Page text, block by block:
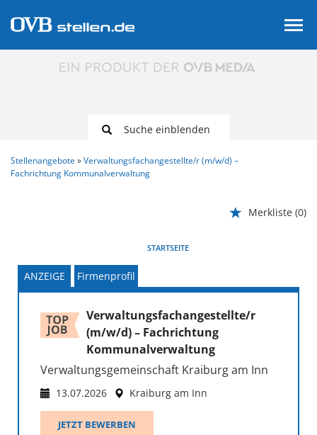
Suche einblenden
Stellenangebote
Verwaltungsfachangestellte/r (m/w/d) –
Fachrichtung Kommunalverwaltung
Merkliste (0)
STARTSEITE
ANZEIGE Firmenprofil
Verwaltungsfachangestellte/r
(m/w/d) – Fachrichtung
Kommunalverwaltung
Verwaltungsgemeinschaft Kraiburg am Inn
13.07.2026 Kraiburg am Inn
JETZT BEWERBEN